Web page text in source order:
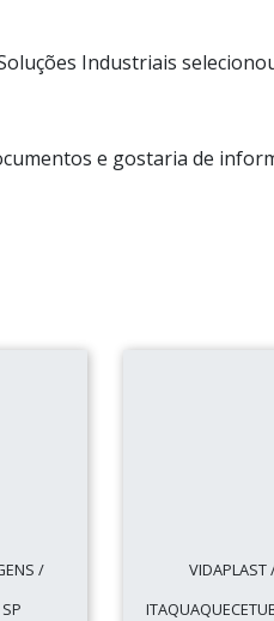
Industriais
e gostaria de
/
VIDAPLAST